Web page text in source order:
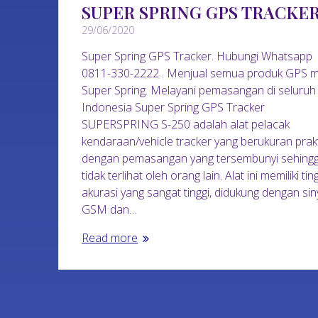
SUPER SPRING GPS
29/06/2020
Super Spring GPS Tracker. Hubungi Whatsapp
0811-330-2222 . Menjual semua produk GPS
Super Spring. Melayani pemasangan di seluruh
Indonesia Super Spring GPS Tracker
SUPERSPRING S-250 adalah alat pelacak
kendaraan/vehicle tracker yang berukuran
dengan pemasangan yang tersembunyi
tidak terlihat oleh orang lain. Alat ini memiliki
akurasi yang sangat tinggi, didukung dengan
GSM dan…
Read more